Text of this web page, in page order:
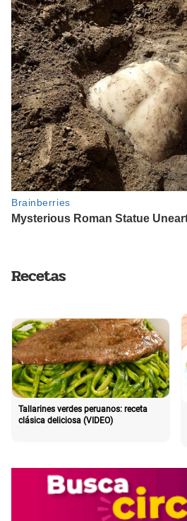
Recetas
Tallarines verdes peruanos: receta
clásica deliciosa (VIDEO)